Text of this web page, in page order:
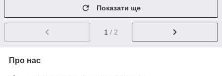
Показати ще
1 / 2
Про нас